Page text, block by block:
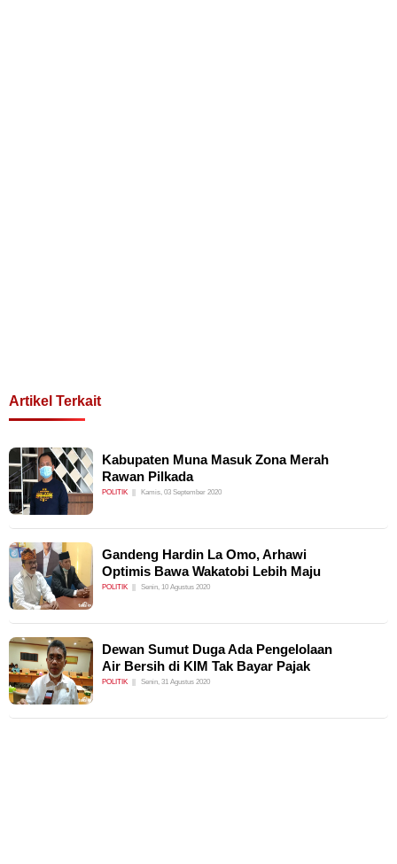
Artikel Terkait
Kabupaten Muna Masuk Zona Merah
Rawan Pilkada
POLITIK Kamis, 03 September 2020
Gandeng Hardin La Omo, Arhawi
Optimis Bawa Wakatobi Lebih Maju
POLITIK Senin, 10 Agustus 2020
Dewan Sumut Duga Ada Pengelolaan
Air Bersih di KIM Tak Bayar Pajak
POLITIK Senin, 31 Agustus 2020